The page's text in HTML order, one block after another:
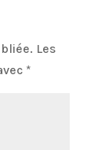
Les
*